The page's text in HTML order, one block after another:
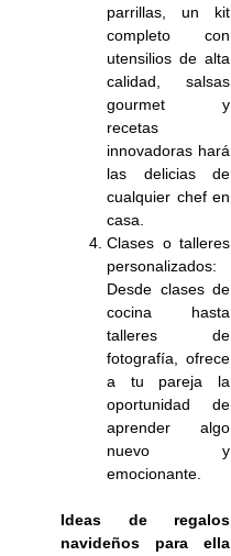
parrillas, un kit
completo con
utensilios de alta
calidad, salsas
gourmet y
recetas
innovadoras hará
las delicias de
cualquier chef en
casa.
Clases o talleres
personalizados:
Desde clases de
cocina hasta
talleres de
fotografía, ofrece
a tu pareja la
oportunidad de
aprender algo
nuevo y
emocionante.
Ideas de regalos
navideños para ella